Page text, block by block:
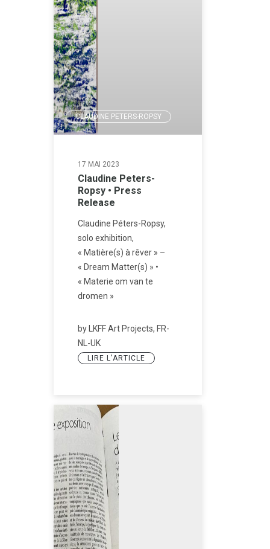
CLAUDINE PETERS-ROPSY
17 MAI 2023
Claudine Peters-
Ropsy • Press
Release
Claudine Péters-Ropsy,
solo exhibition,
« Matière(s) à rêver » –
« Dream Matter(s) » •
« Materie om van te
dromen »
by LKFF Art Projects, FR-
NL-UK
LIRE L'ARTICLE